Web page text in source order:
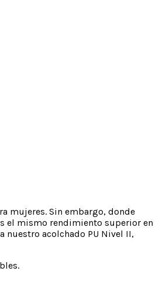
mujeres. Sin embargo, donde
el mismo rendimiento superior en
nuestro acolchado PU Nivel II,